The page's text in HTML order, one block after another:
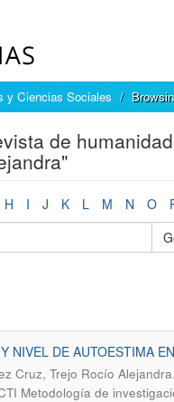
y Ciencias Sociales
de
H I J K L M N O
NIVEL DE AUTOESTIMA
Cruz, Trejo Rocío Alejandra.
Metodología de